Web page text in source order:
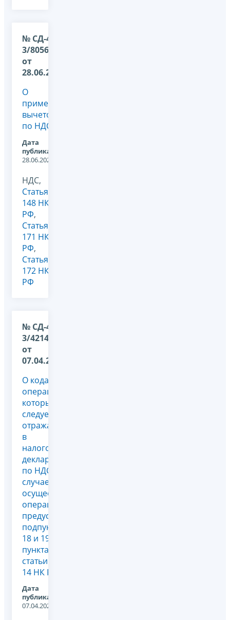
№ СД-4-
3/8056@
от
28.06.2022
О
применении
вычетов
по НДС
Дата
публикации:
28.06.2022
НДС,
Статья
148 НК
РФ,
Статья
171 НК
РФ,
Статья
172 НК
РФ
№ СД-4-
3/4214@
от
07.04.2022
О кодах
операций,
которые
следует
отражать
в
налоговых
декларациях
по НДС в
случае
осуществления
операций,
предусмотренных
подпунктами
18 и 19
пункта 1
статьи
14 НК РФ
Дата
публикации:
07.04.2022